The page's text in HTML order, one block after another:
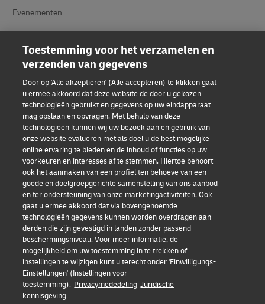
Evenementen
Samenwerkingsverbanden tussen merken
Fraudebewustzijn
Juridische kennisgeving
Gebruiksvoorwaarden
Privacyverklaring
Toegankelijkheid
Aanvullende informatie
Cookie-instellingen
Volg ons
Toestemming voor het verzamelen en
verzenden van gegevens
Door op 'Alle akzeptieren' (Alle accepteren) te klikken gaat
u ermee akkoord dat deze website de door u gekozen
technologieën gebruikt en gegevens op uw eindapparaat
mag opslaan en opvragen. Met behulp van deze
technologieën kunnen wij uw bezoek aan en gebruik van
onze website evalueren met als doel u de best mogelijke
online ervaring te bieden en de inhoud of functies op uw
voorkeuren en interesses af te stemmen. Hiertoe behoort
ook het aanmaken van een profiel ten behoeve van een
goede en doelgroepgerichte samenstelling van ons aanbod
en ter ondersteuning van onze marketingactiviteiten. Ook
gaat u ermee akkoord dat via bovengenoemde
technologieën gegevens kunnen worden overdragen aan
derden die zijn gevestigd in landen zonder passend
beschermingsniveau. Voor meer informatie, de
mogelijkheid om uw toestemming in te trekken of
instellingen te wijzigen kunt u terecht onder 'Einwilligungs-
Einstellungen' (Instellingen voor
toestemming). Privacymededeling Juridische
kennisgeving